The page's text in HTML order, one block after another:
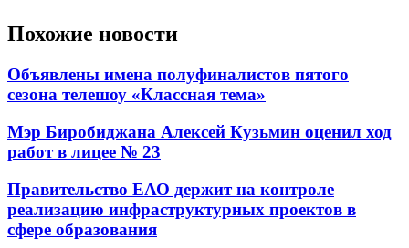
Похожие новости
Объявлены имена полуфиналистов пятого
сезона телешоу «Классная тема»
Мэр Биробиджана Алексей Кузьмин оценил ход
работ в лицее № 23
Правительство ЕАО держит на контроле
реализацию инфраструктурных проектов в
сфере образования